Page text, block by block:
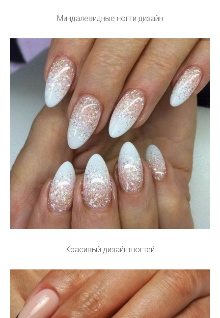
Миндалевидные ногти дизайн
Красивый дизайнтногтей